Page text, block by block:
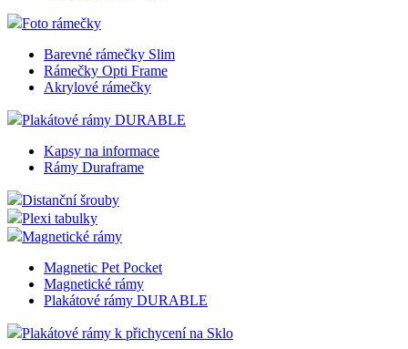
Foto rámečky
Barevné rámečky Slim
Rámečky Opti Frame
Akrylové rámečky
Plakátové rámy DURABLE
Kapsy na informace
Rámy Duraframe
Distanční šrouby
Plexi tabulky
Magnetické rámy
Magnetic Pet Pocket
Magnetické rámy
Plakátové rámy DURABLE
Plakátové rámy k přichycení na Sklo